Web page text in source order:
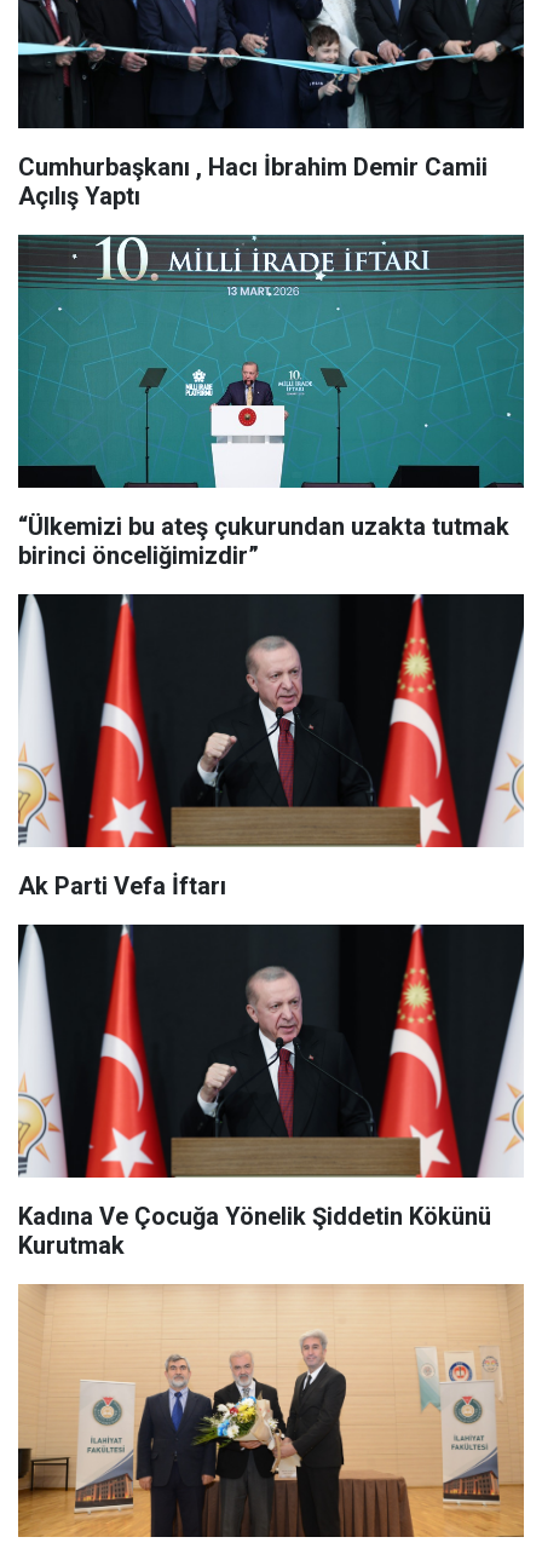
Cumhurbaşkanı , Hacı İbrahim Demir Camii
Açılış Yaptı
“Ülkemizi bu ateş çukurundan uzakta tutmak
birinci önceliğimizdir”
Ak Parti Vefa İftarı
Kadına Ve Çocuğa Yönelik Şiddetin Kökünü
Kurutmak